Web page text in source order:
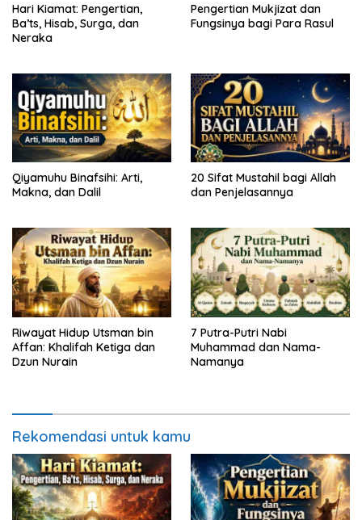
Hari Kiamat: Pengertian,
Ba’ts, Hisab, Surga, dan
Neraka
Pengertian Mukjizat dan
Fungsinya bagi Para Rasul
Qiyamuhu Binafsihi: Arti,
Makna, dan Dalil
20 Sifat Mustahil bagi Allah
dan Penjelasannya
Riwayat Hidup Utsman bin
Affan: Khalifah Ketiga dan
Dzun Nurain
7 Putra-Putri Nabi
Muhammad dan Nama-
Namanya
Rekomendasi untuk kamu